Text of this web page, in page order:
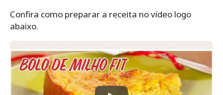
Confira como preparar a receita no vídeo logo
abaixo.